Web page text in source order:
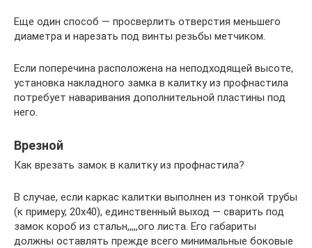
Еще один способ — просверлить отверстия меньшего
диаметра и нарезать под винты резьбы метчиком.
Если поперечина расположена на неподходящей высоте,
установка накладного замка в калитку из профнастила
потребует наваривания дополнительной пластины под
него.
Врезной
Как врезать замок в калитку из профнастила?
В случае, если каркас калитки выполнен из тонкой трубы
(к примеру, 20х40), единственный выход — сварить под
замок короб из стальн,,,,,ого листа. Его габариты
должны оставлять прежде всего минимальные боковые